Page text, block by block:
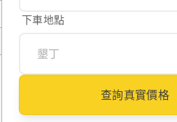
下車地點
查詢真實價格